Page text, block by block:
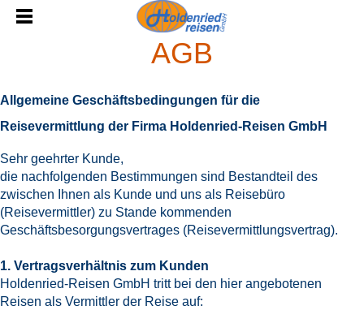
AGB
Allgemeine Geschäftsbedingungen für die
Reisevermittlung der Firma Holdenried-Reisen GmbH
Sehr geehrter Kunde,
die nachfolgenden Bestimmungen sind Bestandteil des
zwischen Ihnen als Kunde und uns als Reisebüro
(Reisevermittler) zu Stande kommenden
Geschäftsbesorgungsvertrages (Reisevermittlungsvertrag).
1. Vertragsverhältnis zum Kunden
Holdenried-Reisen GmbH tritt bei den hier angebotenen
Reisen als Vermittler der Reise auf: